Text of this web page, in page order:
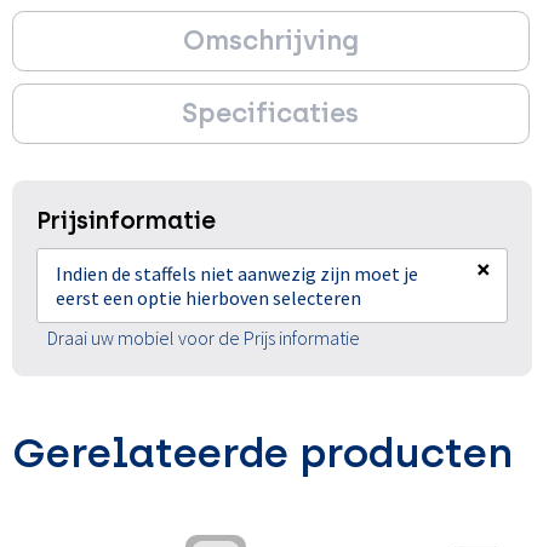
Omschrijving
Specificaties
Prijsinformatie
Indien de staffels niet aanwezig zijn moet je
eerst een optie hierboven selecteren
×
Draai uw mobiel voor de Prijs informatie
Gerelateerde producten